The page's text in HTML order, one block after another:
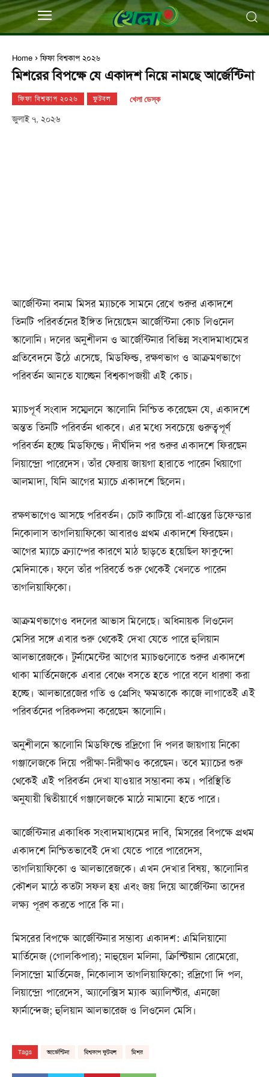
Home ফিফা বিশ্বকাপ ২০২৬
মিশরের বিপক্ষে যে একাদশ নিয়ে নামছে আর্জেন্টিনা
ফিফা বিশ্বকাপ ২০২৬ ফুটবল খেলা ডেস্ক
জুলাই ৭, ২০২৬
আর্জেন্টিনা বনাম মিসর ম্যাচকে সামনে রেখে শুরুর একাদশে
তিনটি পরিবর্তনের ইঙ্গিত দিয়েছেন আর্জেন্টিনা কোচ লিওনেল
স্কালোনি। দলের অনুশীলন ও আর্জেন্টিনার বিভিন্ন সংবাদমাধ্যমের
প্রতিবেদনে উঠে এসেছে, মিডফিল্ড, রক্ষণভাগ ও আক্রমণভাগে
পরিবর্তন আনতে যাচ্ছেন বিশ্বকাপজয়ী এই কোচ।
ম্যাচপূর্ব সংবাদ সম্মেলনে স্কালোনি নিশ্চিত করেছেন যে, একাদশে
অন্তত তিনটি পরিবর্তন থাকবে। এর মধ্যে সবচেয়ে গুরুত্বপূর্ণ
পরিবর্তন হচ্ছে মিডফিল্ডে। দীর্ঘদিন পর শুরুর একাদশে ফিরছেন
লিয়ান্দ্রো পারেদেস। তাঁর ফেরায় জায়গা হারাতে পারেন থিয়াগো
আলমাদা, যিনি আগের ম্যাচে একাদশে ছিলেন।
রক্ষণভাগেও আসছে পরিবর্তন। চোট কাটিয়ে বাঁ-প্রান্তের ডিফেন্ডার
নিকোলাস তাগলিয়াফিকো আবারও প্রথম একাদশে ফিরছেন।
আগের ম্যাচে ক্র্যাম্পের কারণে মাঠ ছাড়তে হয়েছিল ফাকুন্দো
মেদিনাকে। ফলে তাঁর পরিবর্তে শুরু থেকেই খেলতে পারেন
তাগলিয়াফিকো।
আক্রমণভাগেও বদলের আভাস মিলেছে। অধিনায়ক লিওনেল
মেসির সঙ্গে এবার শুরু থেকেই দেখা যেতে পারে হুলিয়ান
আলভারেজকে। টুর্নামেন্টের আগের ম্যাচগুলোতে শুরুর একাদশে
থাকা মার্তিনেজকে এবার বেঞ্চে বসতে হতে পারে বলে ধারণা করা
হচ্ছে। আলভারেজের গতি ও প্রেসিং ক্ষমতাকে কাজে লাগাতেই এই
পরিবর্তনের পরিকল্পনা করেছেন স্কালোনি।
অনুশীলনে স্কালোনি মিডফিল্ডে রদ্রিগো দি পলর জায়গায় নিকো
গঞ্জালেজকে দিয়ে পরীক্ষা-নিরীক্ষাও করেছেন। তবে ম্যাচের শুরু
থেকেই এই পরিবর্তন দেখা যাওয়ার সম্ভাবনা কম। পরিস্থিতি
অনুযায়ী দ্বিতীয়ার্ধে গঞ্জালেজকে মাঠে নামানো হতে পারে।
আর্জেন্টিনার একাধিক সংবাদমাধ্যমের দাবি, মিসরের বিপক্ষে প্রথম
একাদশে নিশ্চিতভাবেই দেখা যেতে পারে পারেদেস,
তাগলিয়াফিকো ও আলভারেজকে। এখন দেখার বিষয়, স্কালোনির
কৌশল মাঠে কতটা সফল হয় এবং জয় দিয়ে আর্জেন্টিনা তাদের
লক্ষ্য পূরণ করতে পারে কি না।
মিসরের বিপক্ষে আর্জেন্টিনার সম্ভাব্য একাদশ: এমিলিয়ানো
মার্তিনেজ (গোলকিপার); নাহুয়েল মলিনা, ক্রিস্টিয়ান রোমেরো,
লিসান্দ্রো মার্তিনেজ, নিকোলাস তাগলিয়াফিকো; রদ্রিগো দি পল,
লিয়ান্দ্রো পারেদেস, অ্যালেক্সিস ম্যাক অ্যালিস্টার, এনজো
ফার্নান্দেজ; হুলিয়ান আলভারেজ ও লিওনেল মেসি।
Tags আর্জেন্টিনা বিশ্বকাপ ফুটবল মিশর